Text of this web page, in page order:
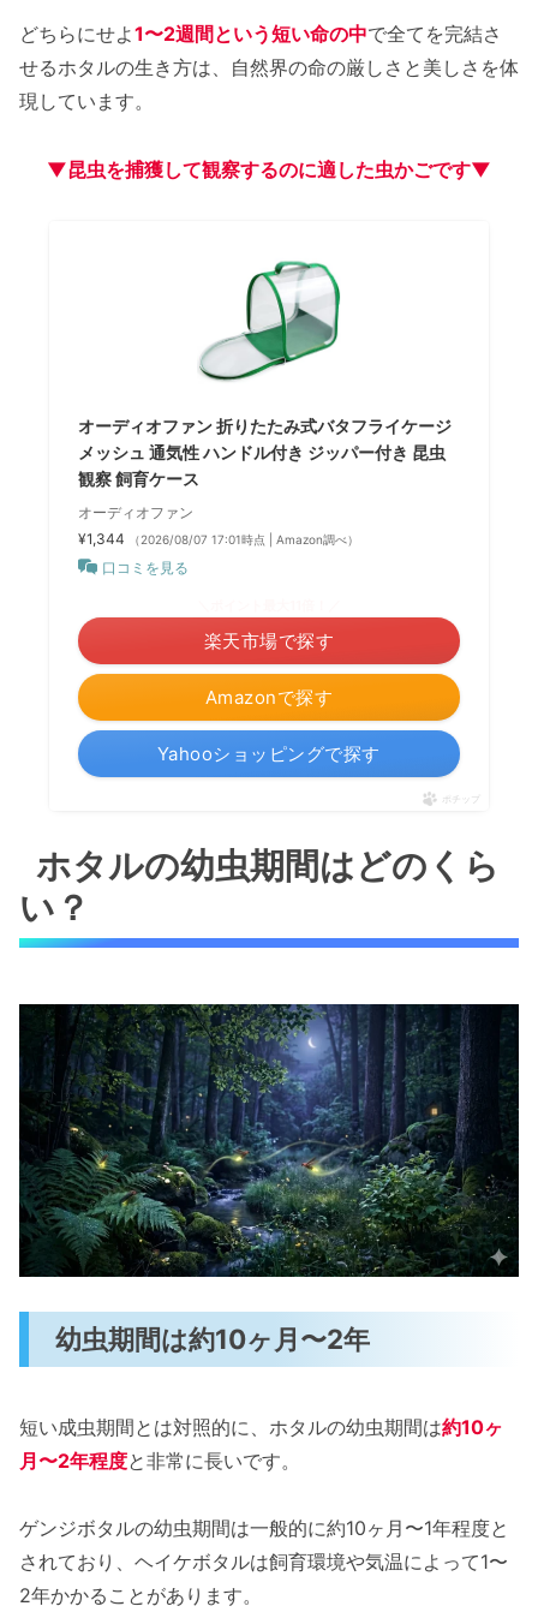
どちらにせよ1〜2週間という短い命の中で全てを完結さ
せるホタルの生き方は、自然界の命の厳しさと美しさを体
現しています。
▼昆虫を捕獲して観察するのに適した虫かごです▼
オーディオファン 折りたたみ式バタフライケージ
メッシュ 通気性 ハンドル付き ジッパー付き 昆虫
観察 飼育ケース
オーディオファン
¥1,344
（2026/08/07 17:01時点 | Amazon調べ）
口コミを見る
Amazonで探す
楽天市場で探す
Yahooショッピングで探す
ポチップ
ホタルの幼虫期間はどのくら
い？
幼虫期間は約10ヶ月〜2年
短い成虫期間とは対照的に、ホタルの幼虫期間は約10ヶ
月〜2年程度と非常に長いです。
ゲンジボタルの幼虫期間は一般的に約10ヶ月〜1年程度と
されており、ヘイケボタルは飼育環境や気温によって1〜
2年かかることがあります。